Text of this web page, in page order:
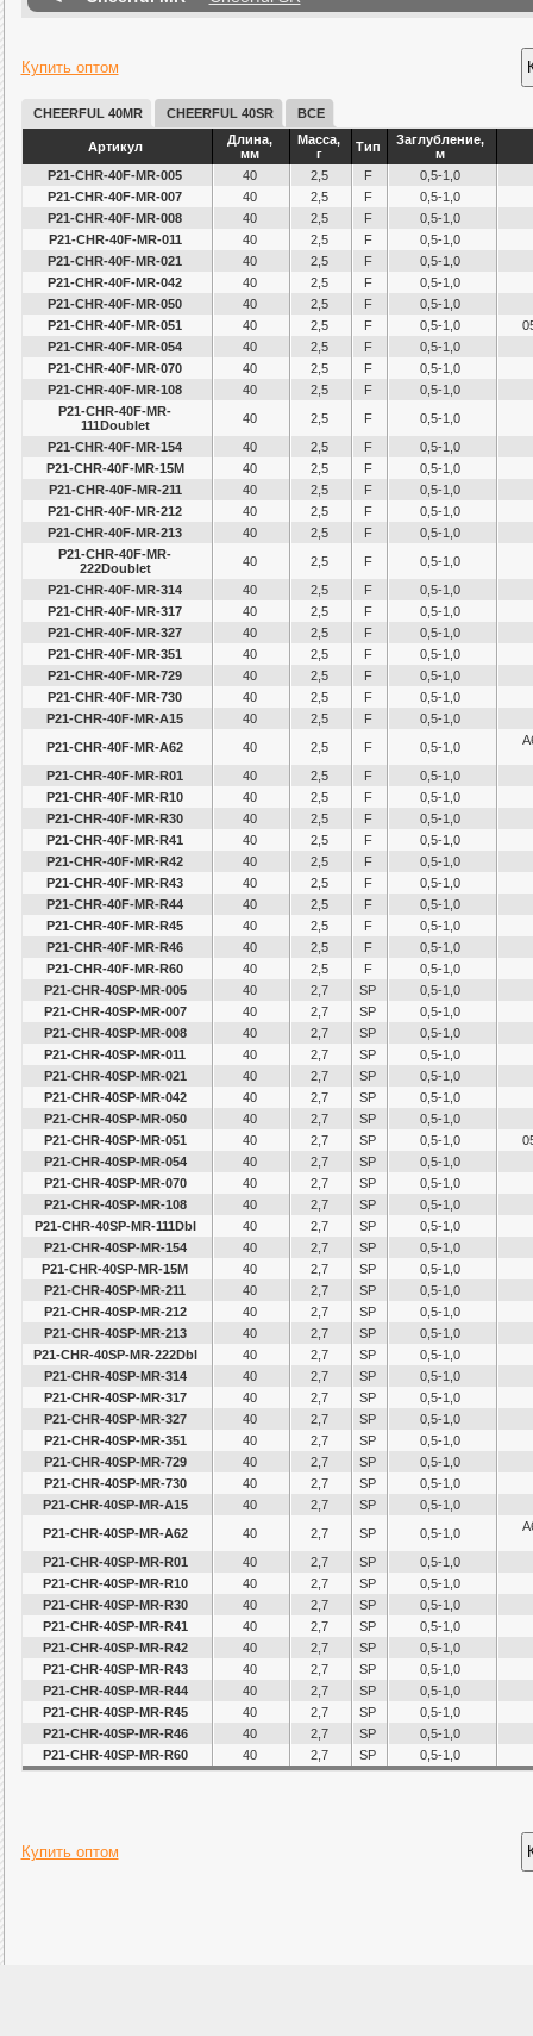
Купить оптом
CHEERFUL 40MR CHEERFUL 40SR ВСЕ
Артикул
Длина,
мм
Масса,
г
Тип
Заглубление,
м
P21-CHR-40F-MR-005
40 2,5 F
0,5-1,0
P21-CHR-40F-MR-007
40 2,5 F
0,5-1,0
P21-CHR-40F-MR-008
40 2,5 F
0,5-1,0
P21-CHR-40F-MR-011
40 2,5 F
0,5-1,0
P21-CHR-40F-MR-021
40 2,5 F
0,5-1,0
P21-CHR-40F-MR-042
40 2,5 F
0,5-1,0
P21-CHR-40F-MR-050
40 2,5 F
0,5-1,0
P21-CHR-40F-MR-051
40 2,5 F 0,5-1,0
P21-CHR-40F-MR-054
40 2,5 F
0,5-1,0
P21-CHR-40F-MR-070
40 2,5 F
0,5-1,0
P21-CHR-40F-MR-108
40 2,5 F
0,5-1,0
P21-CHR-40F-MR-
111Doublet
40 2,5 F
0,5-1,0
P21-CHR-40F-MR-154
40 2,5 F
0,5-1,0
P21-CHR-40F-MR-15M
40 2,5 F
0,5-1,0
P21-CHR-40F-MR-211
40 2,5 F
0,5-1,0
P21-CHR-40F-MR-212
40 2,5 F
0,5-1,0
P21-CHR-40F-MR-213
40 2,5 F
0,5-1,0
P21-CHR-40F-MR-
222Doublet
40 2,5 F
0,5-1,0
P21-CHR-40F-MR-314
40 2,5 F
0,5-1,0
P21-CHR-40F-MR-317
40 2,5 F
0,5-1,0
P21-CHR-40F-MR-327
40 2,5 F
0,5-1,0
P21-CHR-40F-MR-351
40 2,5 F
0,5-1,0
P21-CHR-40F-MR-729
40 2,5 F
0,5-1,0
P21-CHR-40F-MR-730
40 2,5 F
0,5-1,0
P21-CHR-40F-MR-A15
40 2,5 F
0,5-1,0
P21-CHR-40F-MR-A62
40 2,5 F 0,5-1,0
P21-CHR-40F-MR-R01 40 2,5 F
0,5-1,0
P21-CHR-40F-MR-R10
40 2,5 F
0,5-1,0
P21-CHR-40F-MR-R30
40 2,5 F
0,5-1,0
P21-CHR-40F-MR-R41
40 2,5 F
0,5-1,0
P21-CHR-40F-MR-R42
40 2,5 F
0,5-1,0
P21-CHR-40F-MR-R43
40 2,5 F
0,5-1,0
P21-CHR-40F-MR-R44
40 2,5 F
0,5-1,0
P21-CHR-40F-MR-R45
40 2,5 F
0,5-1,0
P21-CHR-40F-MR-R46
40 2,5 F
0,5-1,0
P21-CHR-40F-MR-R60
40 2,5 F
0,5-1,0
P21-CHR-40SP-MR-005
40 2,7 SP
0,5-1,0
P21-CHR-40SP-MR-007
40 2,7 SP
0,5-1,0
P21-CHR-40SP-MR-008
40 2,7 SP
0,5-1,0
P21-CHR-40SP-MR-011
40 2,7 SP
0,5-1,0
P21-CHR-40SP-MR-021
40 2,7 SP
0,5-1,0
P21-CHR-40SP-MR-042
40 2,7 SP
0,5-1,0
P21-CHR-40SP-MR-050
40 2,7 SP
0,5-1,0
P21-CHR-40SP-MR-051
40 2,7 SP 0,5-1,0
P21-CHR-40SP-MR-054
40 2,7 SP
0,5-1,0
P21-CHR-40SP-MR-070
40 2,7 SP
0,5-1,0
P21-CHR-40SP-MR-108
40 2,7 SP
0,5-1,0
P21-CHR-40SP-MR-111Dbl
40 2,7 SP
0,5-1,0
P21-CHR-40SP-MR-154
40 2,7 SP
0,5-1,0
P21-CHR-40SP-MR-15M
40 2,7 SP
0,5-1,0
P21-CHR-40SP-MR-211
40 2,7 SP
0,5-1,0
P21-CHR-40SP-MR-212
40 2,7 SP
0,5-1,0
P21-CHR-40SP-MR-213
40 2,7 SP
0,5-1,0
P21-CHR-40SP-MR-222Dbl
40 2,7 SP
0,5-1,0
P21-CHR-40SP-MR-314
40 2,7 SP
0,5-1,0
P21-CHR-40SP-MR-317
40 2,7 SP
0,5-1,0
P21-CHR-40SP-MR-327
40 2,7 SP
0,5-1,0
P21-CHR-40SP-MR-351
40 2,7 SP
0,5-1,0
P21-CHR-40SP-MR-729
40 2,7 SP
0,5-1,0
P21-CHR-40SP-MR-730
40 2,7 SP
0,5-1,0
P21-CHR-40SP-MR-A15
40 2,7 SP
0,5-1,0
P21-CHR-40SP-MR-A62
40 2,7 SP 0,5-1,0
P21-CHR-40SP-MR-R01 40 2,7 SP
0,5-1,0
P21-CHR-40SP-MR-R10
40 2,7 SP
0,5-1,0
P21-CHR-40SP-MR-R30
40 2,7 SP
0,5-1,0
P21-CHR-40SP-MR-R41
40 2,7 SP
0,5-1,0
P21-CHR-40SP-MR-R42
40 2,7 SP
0,5-1,0
P21-CHR-40SP-MR-R43
40 2,7 SP
0,5-1,0
P21-CHR-40SP-MR-R44
40 2,7 SP
0,5-1,0
P21-CHR-40SP-MR-R45
40 2,7 SP
0,5-1,0
P21-CHR-40SP-MR-R46
40 2,7 SP
0,5-1,0
P21-CHR-40SP-MR-R60
40 2,7 SP 0,5-1,0
Купить оптом